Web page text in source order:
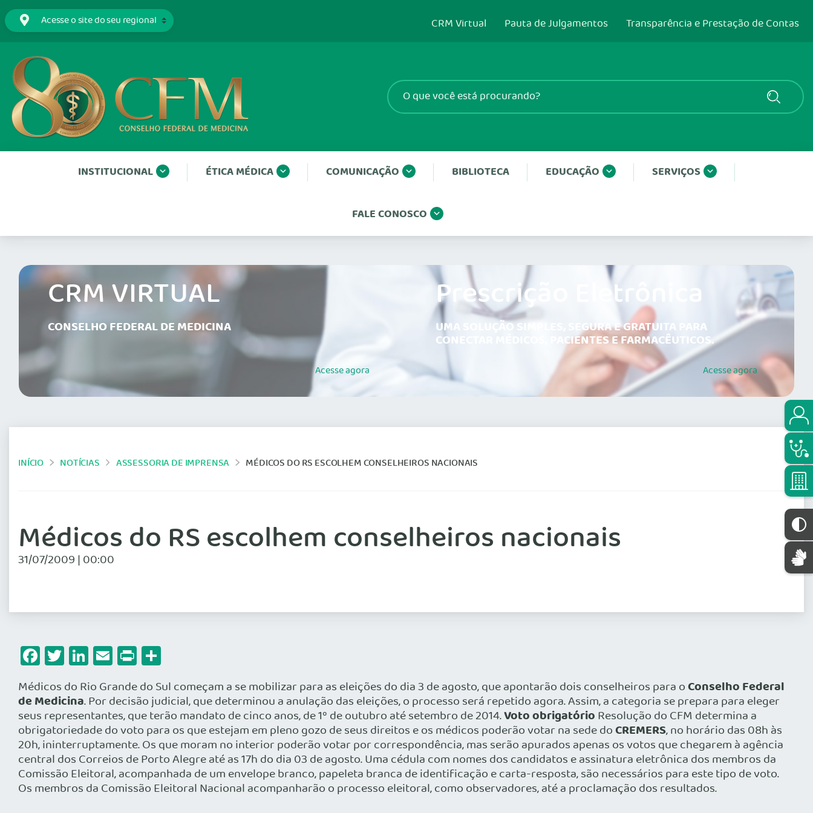
CRM Virtual Pauta de Julgamentos Transparência e Prestação de Contas
INSTITUCIONAL ÉTICA MÉDICA COMUNICAÇÃO BIBLIOTECA EDUCAÇÃO SERVIÇOS
FALE CONOSCO
CRM VIRTUAL
CONSELHO FEDERAL DE MEDICINA
Acesseagora
Prescrição Eletrônica
UMA SOLUÇÃO SIMPLES, SEGURA E GRATUITA PARA
CONECTAR MÉDICOS, PACIENTES E FARMACÊUTICOS.
Acesseagora
INÍCIO NOTÍCIAS ASSESSORIA DE IMPRENSA MÉDICOS DO RS ESCOLHEM CONSELHEIROS NACIONAIS
Médicos do RS escolhem conselheiros nacionais
31/07/2009 | 00:00
Facebook
Twitter
LinkedIn
Email
Print
Médicos do Rio Grande do Sul começam a se mobilizar para as eleições do dia 3 de agosto, que apontarão dois conselheiros para oConselho Federal
de Medicina. Por decisão judicial, que determinou a anulação das eleições, o processo será repetido agora. Assim, a categoria se prepara para eleger
seus representantes, que terão mandato de cinco anos, de 1º de outubro até setembro de 2014.Voto obrigatório Resolução do CFM determina a
obrigatoriedade do voto para os que estejam em pleno gozo de seus direitos e os médicos poderão votar na sede doCREMERS, no horário das 08h às
20h, ininterruptamente. Os que moram no interior poderão votar por correspondência, mas serão apurados apenas os votos que chegarem à agência
central dos Correios de Porto Alegre até as 17h do dia 03 de agosto. Uma cédula com nomes dos candidatos e assinatura eletrônica dos membros da
Comissão Eleitoral, acompanhada de um envelope branco, papeleta branca de identificação e carta-resposta, são necessários para este tipo de voto.
Os membros da Comissão Eleitoral Nacional acompanharão o processo eleitoral, como observadores, até a proclamação dos resultados.